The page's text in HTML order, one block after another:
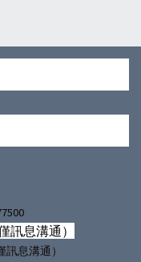
訊息溝通）
訊息溝通）